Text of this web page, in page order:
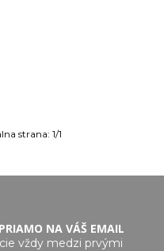
strana: 1/1
NA VÁŠ EMAIL
vždy medzi prvými